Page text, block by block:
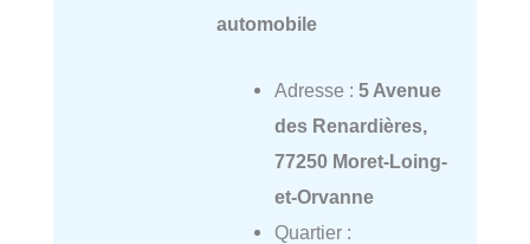
automobile
Adresse : 5 Avenue
des Renardières,
77250 Moret-Loing-
et-Orvanne
Quartier :